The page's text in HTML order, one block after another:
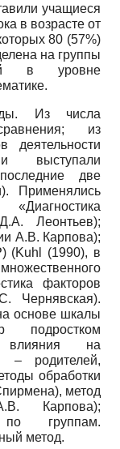
учащиеся
в возрасте от
80 (57%)
на группы
в уровне
Из числа
из
деятельности
выступали
две
Применялись
«Диагностика
Леонтьев);
А.В. Карпова);
(Kuhl (1990), в
факторов
Чернявская).
основе шкалы
подростком
влияния на
– родителей,
обработки
метод
Карпова);
по группам.
метод.